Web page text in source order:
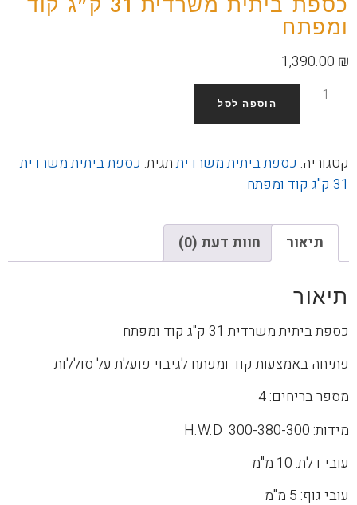
ומפתח
1,390.00 ₪
הוספה לסל
קטגוריה: כספת ביתית משרדיתתגית: כספת ביתית משרדית
31 ק"ג קוד ומפתח
תיאור חוות דעת (0)
תיאור
כספת ביתית משרדית 31 ק"ג קוד ומפתח
פתיחה באמצעות קוד ומפתח לגיבוי פועלת על סוללות
מספר בריחים: 4
מידות: H.W.D 300-380-300
עובי דלת: 10 מ"מ
עובי גוף: 5 מ"מ